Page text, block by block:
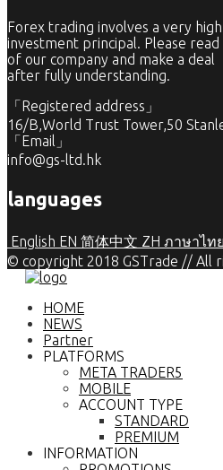
Forex trading involves a very
investment principal. Please read
of our company and make a deal
after fully understanding.
「Registered address」
16/B,World Trust Tower,50
「Email」
info@gs-ltd.hk
languages
English EN 简体中文 ZH ภาษาไทย
© copyright 2018 GSTrade // All
HOME
NEWS
Partner
PLATFORMS
META TRADER5
MOBILE
ACCOUNT TYPE
STANDARD
PREMIUM
INFORMATION